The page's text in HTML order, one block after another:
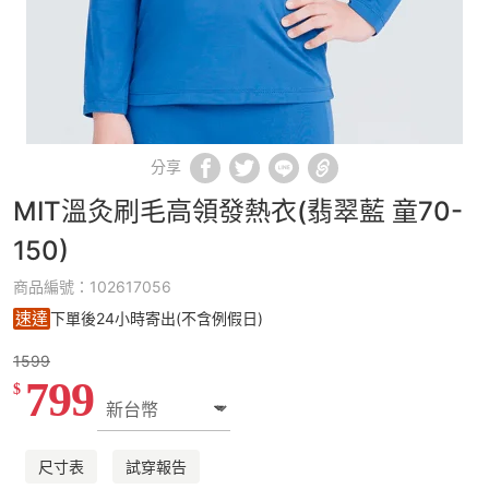
分享
MIT溫灸刷毛高領發熱衣(翡翠藍 童70-
150)
商品編號：102617056
速達下單後24小時寄出(不含例假日)
1599
$ 799
尺寸表 試穿報告